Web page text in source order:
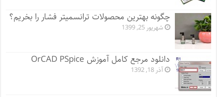
چگونه بهترین محصولات ترانسمیتر فشار را بخریم؟
شهریور 25, 1399
دانلود مرجع کامل آموزش OrCAD PSpice
آذر 18, 1392